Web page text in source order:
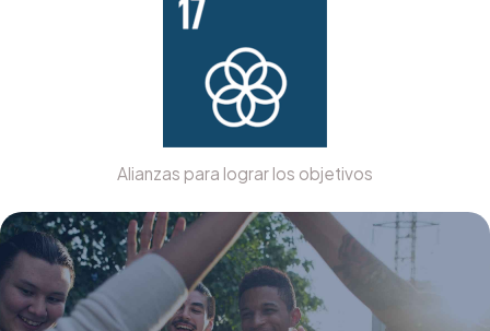
Alianzas para lograr los objetivos